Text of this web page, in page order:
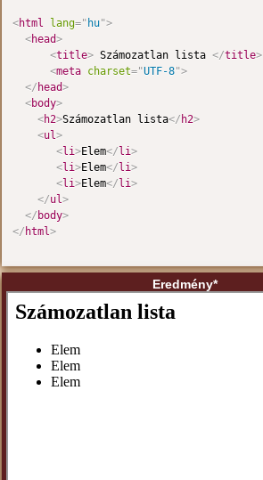
<html lang=" hu">
<head>
<title> Számozatlan lista </title>
<meta charset="UTF-8">
</ head>
<body>
<h2>Számozatlan lista</ h2>
<ul>
<li>Elem</ li>
<li>Elem</ li>
<li>Elem</ li>
</ul>
</ body>
</ html>
Eredmény*